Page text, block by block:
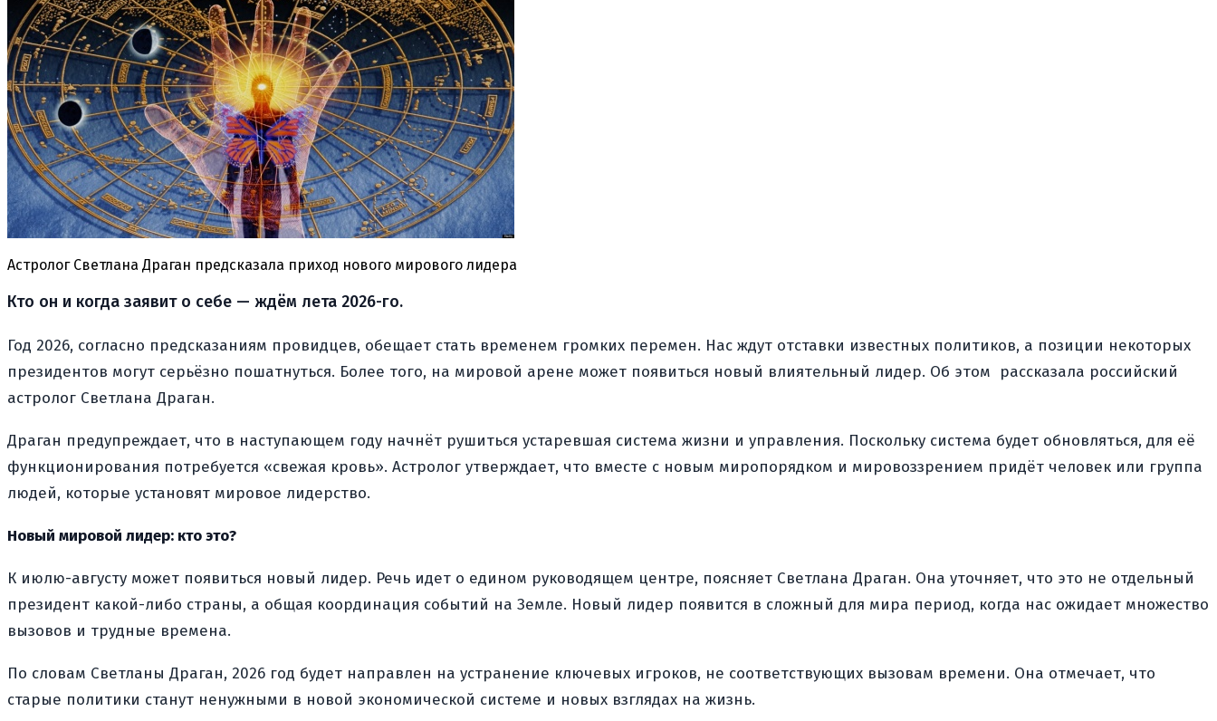
Астролог Светлана Драган предсказала приход нового мирового лидера
Кто он и когда заявит о себе — ждём лета 2026-го.
Год 2026, согласно предсказаниям провидцев, обещает стать временем громких перемен. Нас ждут отставки известных политиков, а позиции некоторых
президентов могут серьёзно пошатнуться. Более того, на мировой арене может появиться новый влиятельный лидер. Об этом
рассказала российский
астролог Светлана Драган.
Драган предупреждает, что в наступающем году начнёт рушиться устаревшая система жизни и управления. Поскольку система будет обновляться, для её
функционирования потребуется «свежая кровь». Астролог утверждает, что вместе с новым миропорядком и мировоззрением придёт человек или группа
людей, которые установят мировое лидерство.
Новый мировой лидер: кто это?
К июлю-августу может появиться новый лидер. Речь идет о едином руководящем центре, поясняет Светлана Драган. Она уточняет, что это не отдельный
президент какой-либо страны, а общая координация событий на Земле. Новый лидер появится в сложный для мира период, когда нас ожидает множество
вызовов и трудные времена.
По словам Светланы Драган, 2026 год будет направлен на устранение ключевых игроков, не соответствующих вызовам времени. Она отмечает, что
старые политики станут ненужными в новой экономической системе и новых взглядах на жизнь.